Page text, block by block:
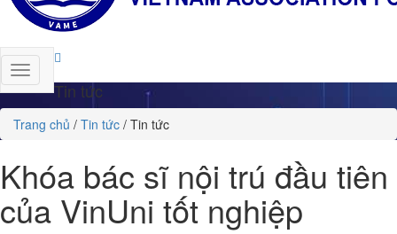
Tin tức
Trang chủ / Tin tức / Tin tức
Khóa bác sĩ nội trú đầu tiên
của VinUni tốt nghiệp